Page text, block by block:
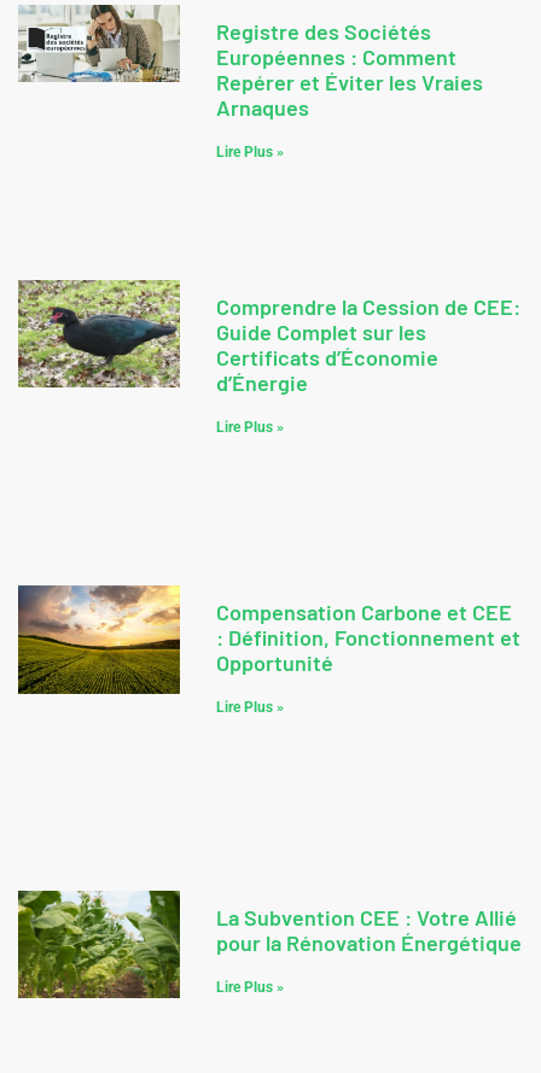
Registre des Sociétés
Européennes : Comment
Repérer et Éviter les Vraies
Arnaques
Lire Plus »
Comprendre la Cession de CEE:
Guide Complet sur les
Certificats d’Économie
d’Énergie
Lire Plus »
Compensation Carbone et CEE
: Définition, Fonctionnement et
Opportunité
Lire Plus »
La Subvention CEE : Votre Allié
pour la Rénovation Énergétique
Lire Plus »